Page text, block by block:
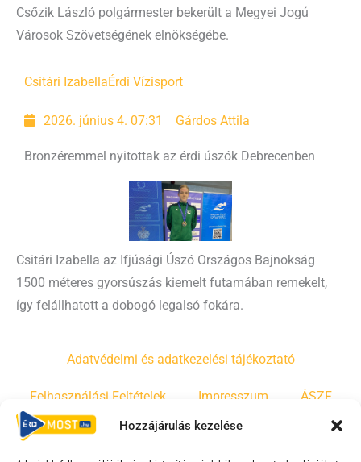
Hozzájárulás kezelése
Csőzik László polgármester bekerült a Megyei Jogú
Városok Szövetségének elnökségébe.
Csitári IzabellaÉrdi Vízisport
2026. június 4. 07:31 Gárdos Attila
Bronzéremmel nyitottak az érdi úszók Debrecenben
Csitári Izabella az Ifjúsági Úszó Országos Bajnokság
1500 méteres gyorsúszás kiemelt futamában remekelt,
így felállhatott a dobogó legalsó fokára.
Adatvédelmi és adatkezelési tájékoztató
Felhasználási Feltételek Impresszum ÁSZF
Irányelvek Moderálási szabályzat